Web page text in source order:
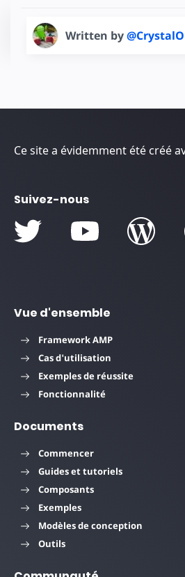
Written by
Ce site a évidemment été créé
Suivez-nous
Vue d'ensemble
Framework AMP
Cas d'utilisation
Exemples de réussite
Fonctionnalité
Documents
Commencer
Guides et tutoriels
Composants
Exemples
Modèles de conception
Outils